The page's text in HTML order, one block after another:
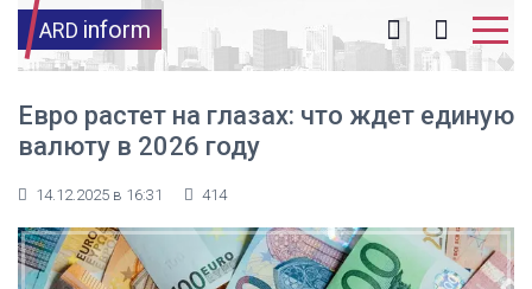
ARD inform
Евро растет на глазах: что ждет единую
валюту в 2026 году
14.12.2025 в 16:31 414